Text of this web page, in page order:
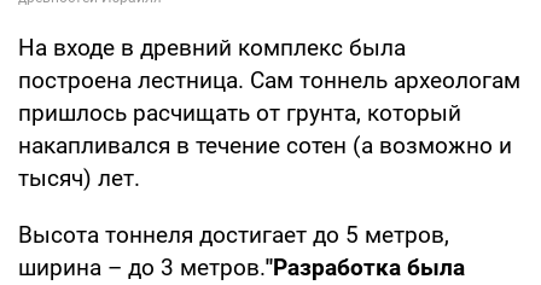
На входе в древний комплекс была
построена лестница. Сам тоннель археологам
пришлось расчищать от грунта, который
накапливался в течение сотен (а возможно и
тысяч) лет.
Высота тоннеля достигает до 5 метров,
ширина – до 3 метров."Разработка была